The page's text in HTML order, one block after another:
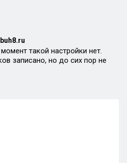
такой настройки нет.
записано, но до сих пор не